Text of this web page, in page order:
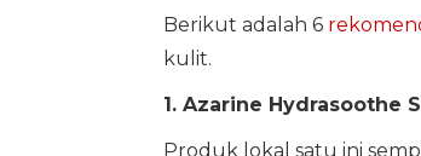
Berikut adalah 6
kulit.
1. Azarine Hydrasoothe
Produk lokal satu ini